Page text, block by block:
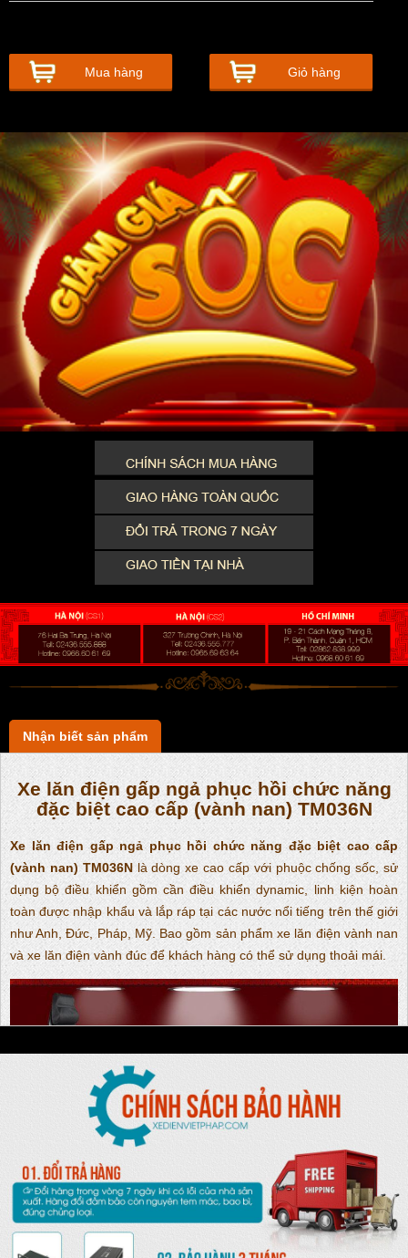
Mua hàng Giỏ hàng
Nhận biết sản phẩm
Xe lăn điện gấp ngả phục hồi chức năng
đặc biệt cao cấp (vành nan) TM036N
Xe lăn điện gấp ngả phục hồi chức năng đặc biệt cao cấp
(vành nan) TM036Nlà dòng xe cao cấp với phuộc chống sốc, sử
dụng bộ điều khiển gồm cần điều khiển dynamic, linh kiện hoàn
toàn được nhập khẩu và lắp ráp tại các nước nổi tiếng trên thế giới
như Anh, Đức, Pháp, Mỹ. Bao gồm sản phẩm xe lăn điện vành nan
và xe lăn điện vành đúc để khách hàng có thể sử dụng thoải mái.